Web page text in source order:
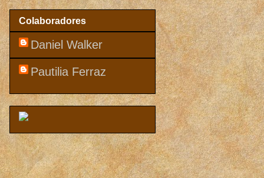
Colaboradores
Daniel Walker
Pautilia Ferraz